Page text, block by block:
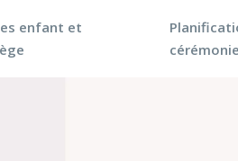
enfant et
cérémonie